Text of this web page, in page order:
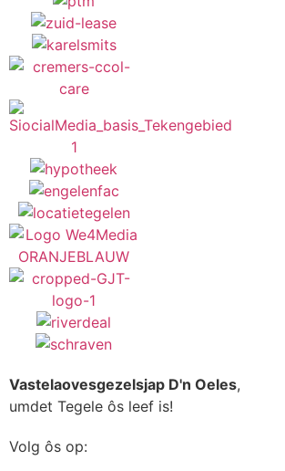
Vastelaovesgezelsjap D'n Oeles,
umdet Tegele ôs leef is!
Volg ôs op: